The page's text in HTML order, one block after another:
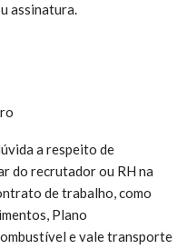
assinatura.
a respeito de
do recrutador ou RH na
de trabalho, como
Plano
e vale transporte